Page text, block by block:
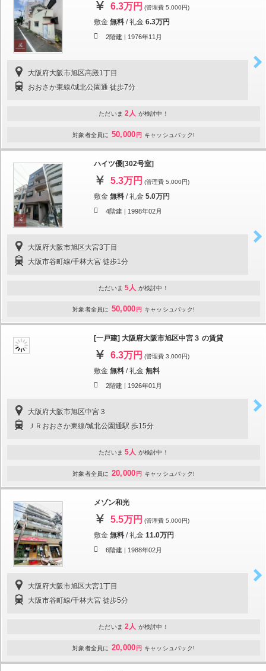
6.3万円 (管理費 5,000円)
敷金 無料 /礼金 6.3万円
2階建 | 1976年11月
大阪府大阪市旭区高殿1丁目
おおさか東線/城北公園通 徒歩7分
ただいま 2人 が検討中！
対象者全員に 50,000 円 キャッシュバック!
ハイツ優[302号室]
5.3万円 (管理費 5,000円)
敷金 無料 /礼金 5.0万円
4階建 | 1998年02月
大阪府大阪市旭区大宮3丁目
大阪市谷町線/千林大宮 徒歩1分
ただいま 5人 が検討中！
対象者全員に 50,000 円 キャッシュバック!
[一戸建] 大阪府大阪市旭区中宮３ の賃貸
6.3万円 (管理費 3,000円)
敷金 無料 /礼金 無料
2階建 | 1926年01月
大阪府大阪市旭区中宮３
ＪＲおおさか東線/城北公園通駅 歩15分
ただいま 5人 が検討中！
対象者全員に 20,000 円 キャッシュバック!
メゾン和光
5.5万円 (管理費 5,000円)
敷金 無料 /礼金 11.0万円
6階建 | 1988年02月
大阪府大阪市旭区大宮1丁目
大阪市谷町線/千林大宮 徒歩5分
ただいま 2人 が検討中！
対象者全員に 20,000 円 キャッシュバック!